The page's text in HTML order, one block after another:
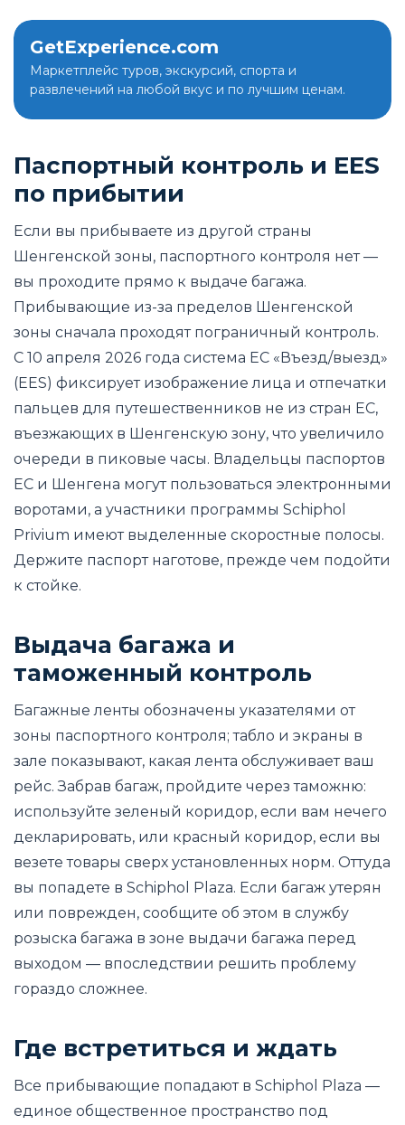
GetExperience.com
Маркетплейс туров, экскурсий, спорта и
развлечений на любой вкус и по лучшим ценам.
Паспортный контроль и EES
по прибытии
Если вы прибываете из другой страны
Шенгенской зоны, паспортного контроля нет —
вы проходите прямо к выдаче багажа.
Прибывающие из-за пределов Шенгенской
зоны сначала проходят пограничный контроль.
С 10 апреля 2026 года система ЕС «Въезд/выезд»
(EES) фиксирует изображение лица и отпечатки
пальцев для путешественников не из стран ЕС,
въезжающих в Шенгенскую зону, что увеличило
очереди в пиковые часы. Владельцы паспортов
ЕС и Шенгена могут пользоваться электронными
воротами, а участники программы Schiphol
Privium имеют выделенные скоростные полосы.
Держите паспорт наготове, прежде чем подойти
к стойке.
Выдача багажа и
таможенный контроль
Багажные ленты обозначены указателями от
зоны паспортного контроля; табло и экраны в
зале показывают, какая лента обслуживает ваш
рейс. Забрав багаж, пройдите через таможню:
используйте зеленый коридор, если вам нечего
декларировать, или красный коридор, если вы
везете товары сверх установленных норм. Оттуда
вы попадете в Schiphol Plaza. Если багаж утерян
или поврежден, сообщите об этом в службу
розыска багажа в зоне выдачи багажа перед
выходом — впоследствии решить проблему
гораздо сложнее.
Где встретиться и ждать
Все прибывающие попадают в Schiphol Plaza —
единое общественное пространство под